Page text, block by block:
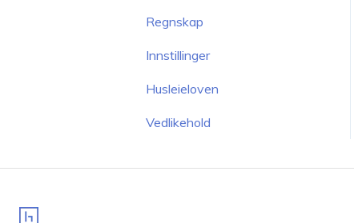
Regnskap
Innstillinger
Husleieloven
Vedlikehold